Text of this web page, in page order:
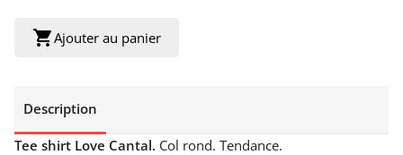
shopping_cartAjouter au panier
Description
Tee shirt Love Cantal. Col rond. Tendance.